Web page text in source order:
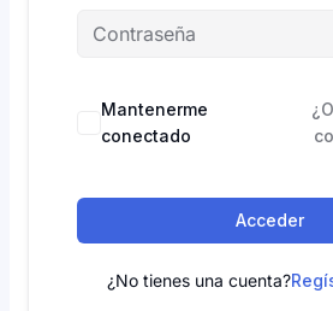
Mantenerme
conectado
Acceder
¿No tienes una cuenta?